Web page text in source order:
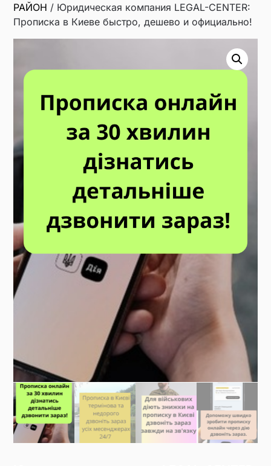
РАЙОН / Юридическая компания LEGAL-CENTER:
Прописка в Киеве быстро, дешево и официально!